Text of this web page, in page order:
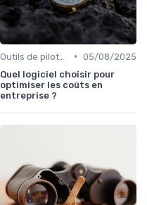
• 05/08/2025
Quel logiciel choisir pour
optimiser les coûts en
entreprise ?